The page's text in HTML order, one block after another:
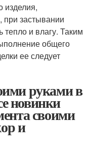
изделия,
при застывании
тепло и влагу. Таким
общего
ее следует
руками в
новинки
своими
и